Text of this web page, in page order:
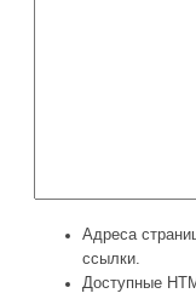
Адреса
ссылки.
Доступные